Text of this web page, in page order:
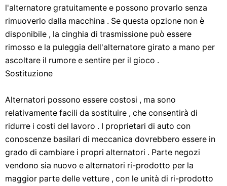
l'alternatore gratuitamente e possono provarlo senza
rimuoverlo dalla macchina . Se questa opzione non è
disponibile , la cinghia di trasmissione può essere
rimosso e la puleggia dell'alternatore girato a mano per
ascoltare il rumore e sentire per il gioco .
Sostituzione
Alternatori possono essere costosi , ma sono
relativamente facili da sostituire , che consentirà di
ridurre i costi del lavoro . I proprietari di auto con
conoscenze basilari di meccanica dovrebbero essere in
grado di cambiare i propri alternatori . Parte negozi
vendono sia nuovo e alternatori ri-prodotto per la
maggior parte delle vetture , con le unità di ri-prodotto